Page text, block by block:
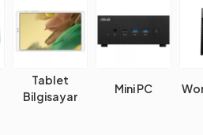
Tablet
Bilgisayar
Mini PC